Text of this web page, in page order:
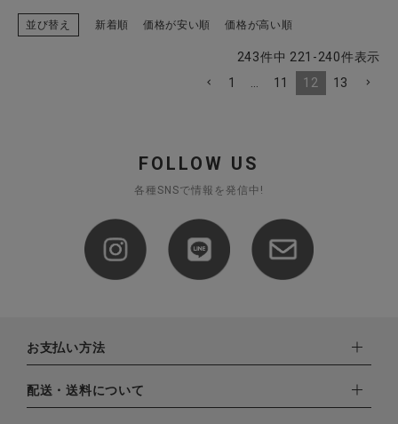
並び替え 新着順 価格が安い順 価格が高い順
243件中 221 -240件表示
1
… 11 12 13
FOLLOW US
各種SNSで情報を発信中!
お支払い方法
下記お支払い方法よりお選びいただけます。
・クレジットカード（VISA,mastercard,JCB,AMERICAN
配送・送料について